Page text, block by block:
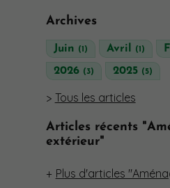
Archives
Juin (1) Avril (1)
2026 (3) 2025 (5)
Tous les articles
Articles récents
extérieur"
Plus d'articles